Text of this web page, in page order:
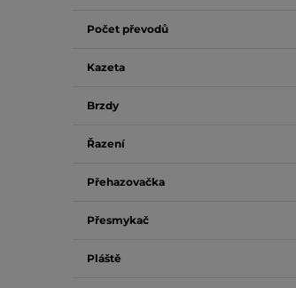
Počet převodů
Kazeta
Brzdy
Řazení
Přehazovačka
Přesmykač
Pláště